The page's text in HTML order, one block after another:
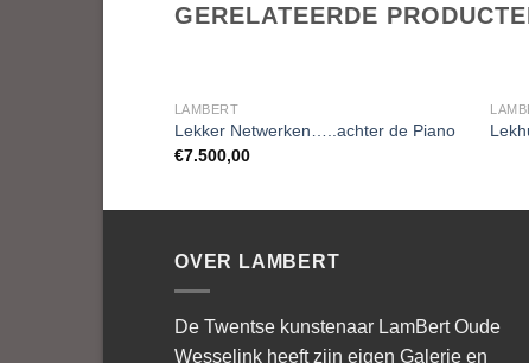
GERELATEERDE
LAMBERT
Lekker Netwerken…..achter de Piano
€7.500,00
OVER LAMBERT
De Twentse kunstenaar LamBert Oude
Wesselink heeft zijn eigen Galerie en